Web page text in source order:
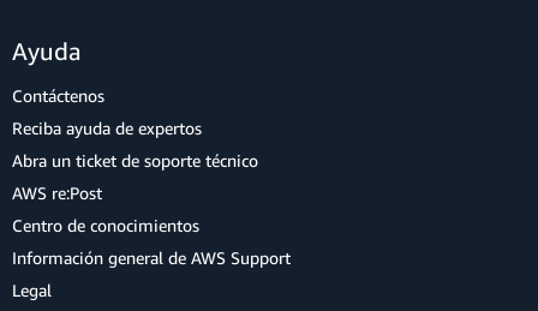
Ayuda
Contáctenos
Reciba ayuda de expertos
Abra un ticket de soporte técnico
AWS re:Post
Centro de conocimientos
Información general de AWS Support
Legal